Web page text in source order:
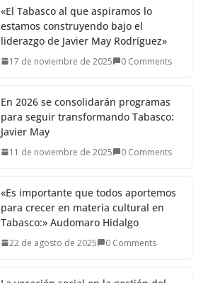
«El Tabasco al que aspiramos lo
estamos construyendo bajo el
liderazgo de Javier May Rodríguez»
17 de noviembre de 2025 0 Comments
En 2026 se consolidarán programas
para seguir transformando Tabasco:
Javier May
11 de noviembre de 2025 0 Comments
«Es importante que todos aportemos
para crecer en materia cultural en
Tabasco:» Audomaro Hidalgo
22 de agosto de 2025 0 Comments